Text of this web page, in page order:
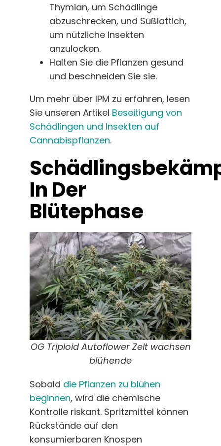
Thymian, um Schädlinge
abzuschrecken, und Süßlattich,
um nützliche Insekten
anzulocken.
Halten Sie die Pflanzen gesund
und beschneiden Sie sie.
Um mehr über IPM zu erfahren, lesen
Sie unseren Artikel Beseitigung von
Schädlingen und Insekten auf
Cannabispflanzen.
In Der
Blütephase
OG Triploid Autoflower Zelt wachsen
blühende
Sobald die Pflanzen zu blühen
beginnen, wird die chemische
Kontrolle riskant. Spritzmittel können
Rückstände auf den
konsumierbaren Knospen